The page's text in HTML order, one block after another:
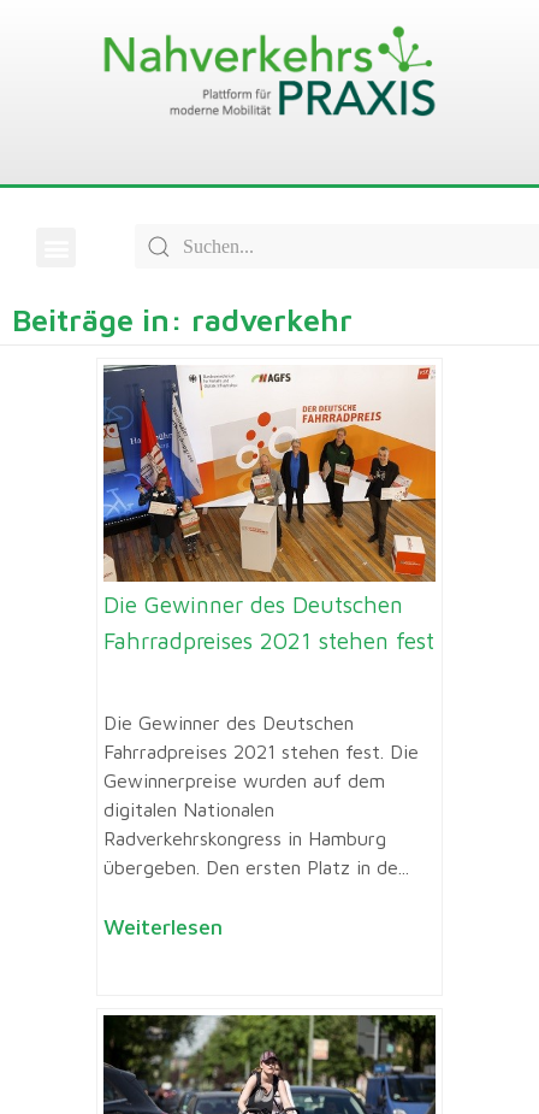
Beiträge in: radverkehr
Die Gewinner des Deutschen
Fahrradpreises 2021 stehen fest
Die Gewinner des Deutschen
Fahrradpreises 2021 stehen fest. Die
Gewinnerpreise wurden auf dem
digitalen Nationalen
Radverkehrskongress in Hamburg
übergeben. Den ersten Platz in de...
Weiterlesen